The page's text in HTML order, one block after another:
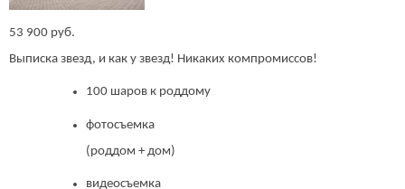
53 900 руб.
Выписка звезд, и как у звезд! Никаких компромиссов!
100 шаров к роддому
фотосъемка
(роддом + дом)
видеосъемка